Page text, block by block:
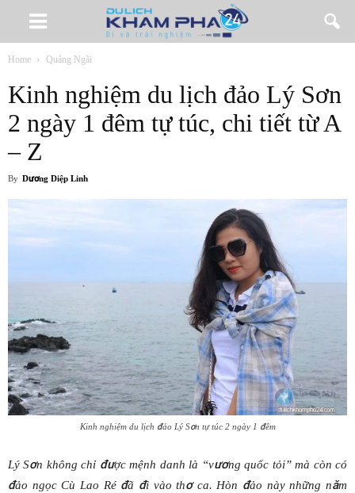
Home Quảng Ngãi
Kinh nghiệm du lịch đảo Lý Sơn
2 ngày 1 đêm tự túc, chi tiết từ A
– Z
By Dương Diệp Linh
Kinh nghiệm du lịch đảo Lý Sơn tự túc 2 ngày 1 đêm
Lý Sơn không chỉ được mệnh danh là “vương quốc tỏi” mà còn có
đảo ngọc Cù Lao Ré đã đi vào thơ ca. Hòn đảo này những năm